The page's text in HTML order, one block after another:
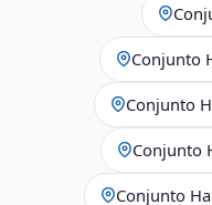
Conjunto
Conjunto
Conjunto
Conjunto